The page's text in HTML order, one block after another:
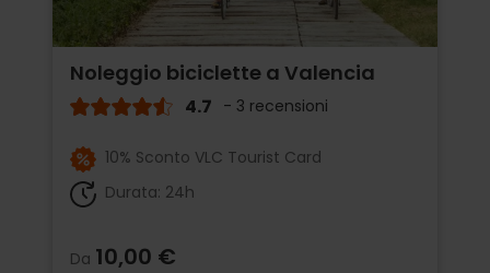
Noleggio biciclette a Valencia
4.7 - 3 recensioni
10% Sconto VLC Tourist Card
Durata: 24h
Da 10,00 €